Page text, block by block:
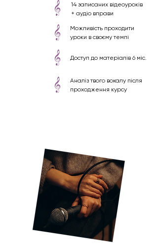
14 записаних відеоуроків
+ аудіо вправи
Можливість проходити
уроки в своєму темпі
Доступ до матеріалів 6 міс.
Аналіз твого вокалу після
проходження курсу